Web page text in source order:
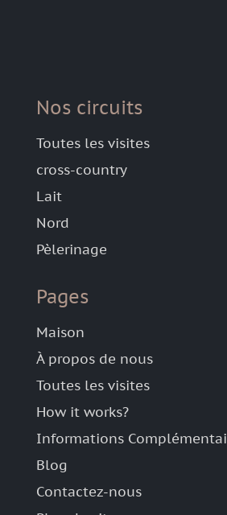
Nos circuits
Toutes les visites
cross-country
Lait
Nord
Pèlerinage
Pages
Maison
À propos de nous
Toutes les visites
How it works?
Informations
Blog
Contactez-nous